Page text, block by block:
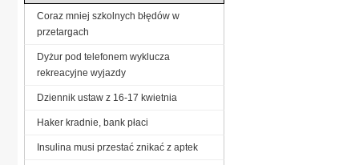
Coraz mniej szkolnych błędów w
przetargach
Dyżur pod telefonem wyklucza
rekreacyjne wyjazdy
Dziennik ustaw z 16-17 kwietnia
Haker kradnie, bank płaci
Insulina musi przestać znikać z aptek